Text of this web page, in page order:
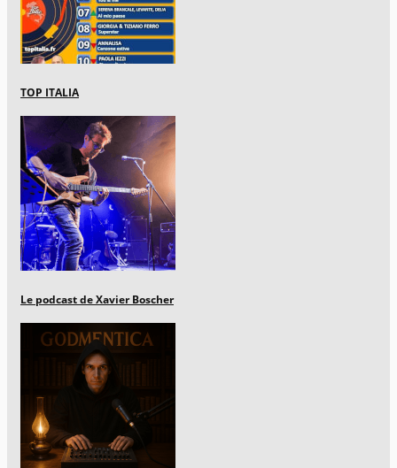
TOP ITALIA
Le podcast de Xavier Boscher